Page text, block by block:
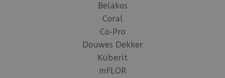
Belakos
Coral
Co-Pro
Douwes Dekker
Küberit
mFLOR